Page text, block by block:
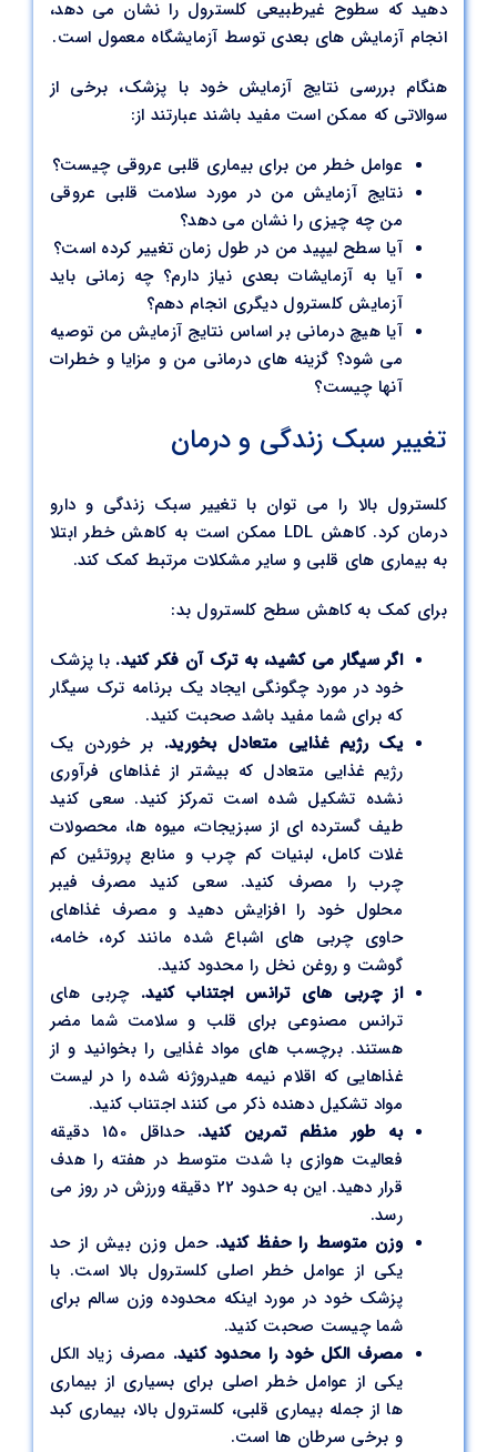
دهید که سطوح غیرطبیعی کلسترول را نشان می دهد،
انجام آزمایش های بعدی توسط آزمایشگاه معمول است.
هنگام بررسی نتایج آزمایش خود با پزشک، برخی از
سوالاتی که ممکن است مفید باشند عبارتند از:
عوامل خطر من برای بیماری قلبی عروقی چیست؟
نتایج آزمایش من در مورد سلامت قلبی عروقی
من چه چیزی را نشان می دهد؟
آیا سطح لیپید من در طول زمان تغییر کرده است؟
آیا به آزمایشات بعدی نیاز دارم؟ چه زمانی باید
آزمایش کلسترول دیگری انجام دهم؟
آیا هیچ درمانی بر اساس نتایج آزمایش من توصیه
می شود؟ گزینه های درمانی من و مزایا و خطرات
آنها چیست؟
تغییر سبک زندگی و درمان
کلسترول بالا را می توان با تغییر سبک زندگی و دارو
درمان کرد. کاهش LDL ممکن است به کاهش خطر ابتلا
به بیماری های قلبی و سایر مشکلات مرتبط کمک کند.
برای کمک به کاهش سطح کلسترول بد:
اگر سیگار می کشید، به ترک آن فکر کنید. با پزشک
خود در مورد چگونگی ایجاد یک برنامه ترک سیگار
که برای شما مفید باشد صحبت کنید.
یک رژیم غذایی متعادل بخورید. بر خوردن یک
رژیم غذایی متعادل که بیشتر از غذاهای فرآوری
نشده تشکیل شده است تمرکز کنید. سعی کنید
طیف گسترده ای از سبزیجات، میوه ها، محصولات
غلات کامل، لبنیات کم چرب و منابع پروتئین کم
چرب را مصرف کنید. سعی کنید مصرف فیبر
محلول خود را افزایش دهید و مصرف غذاهای
حاوی چربی های اشباع شده مانند کره، خامه،
گوشت و روغن نخل را محدود کنید.
از چربی های ترانس اجتناب کنید. چربی های
ترانس مصنوعی برای قلب و سلامت شما مضر
هستند. برچسب های مواد غذایی را بخوانید و از
غذاهایی که اقلام نیمه هیدروژنه شده را در لیست
مواد تشکیل دهنده ذکر می کنند اجتناب کنید.
به طور منظم تمرین کنید.
حداقل 150 دقیقه
فعالیت هوازی با شدت متوسط در هفته را هدف
قرار دهید. این به حدود 22 دقیقه ورزش در روز می
رسد.
وزن متوسط را حفظ کنید. حمل وزن بیش از حد
یکی از عوامل خطر اصلی کلسترول بالا است. با
پزشک خود در مورد اینکه محدوده وزن سالم برای
شما چیست صحبت کنید.
مصرف الکل خود را محدود کنید. مصرف زیاد الکل
یکی از عوامل خطر اصلی برای بسیاری از بیماری
ها از جمله بیماری قلبی، کلسترول بالا، بیماری کبد
و برخی سرطان ها است.